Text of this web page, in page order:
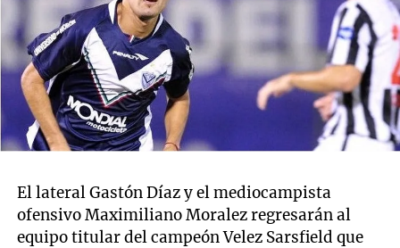
El lateral Gastón Díaz y el mediocampista
ofensivo Maximiliano Moralez regresarán al
equipo titular del campeón Velez Sarsfield que